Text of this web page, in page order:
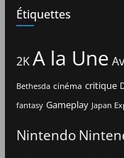
Étiquettes
2KA la Une
Bethesda cinéma critique
fantasy Gameplay Japan
Nintendo